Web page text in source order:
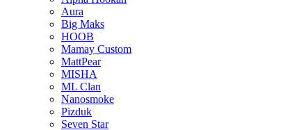
Aura
Big Maks
HOOB
Mamay Custom
MattPear
MISHA
ML Clan
Nanosmoke
Pizduk
Seven Star